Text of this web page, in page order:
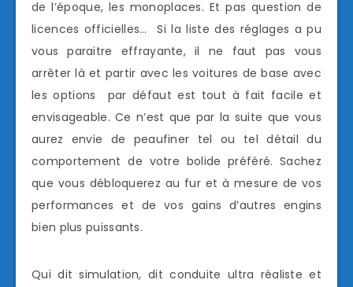
de l’époque, les monoplaces. Et pas question de
licences officielles… Si la liste des réglages a pu
vous paraitre effrayante, il ne faut pas vous
arrêter là et partir avec les voitures de base avec
les options par défaut est tout à fait facile et
envisageable. Ce n’est que par la suite que vous
aurez envie de peaufiner tel ou tel détail du
comportement de votre bolide préféré. Sachez
que vous débloquerez au fur et à mesure de vos
performances et de vos gains d’autres engins
bien plus puissants.
Qui dit simulation, dit conduite ultra réaliste et